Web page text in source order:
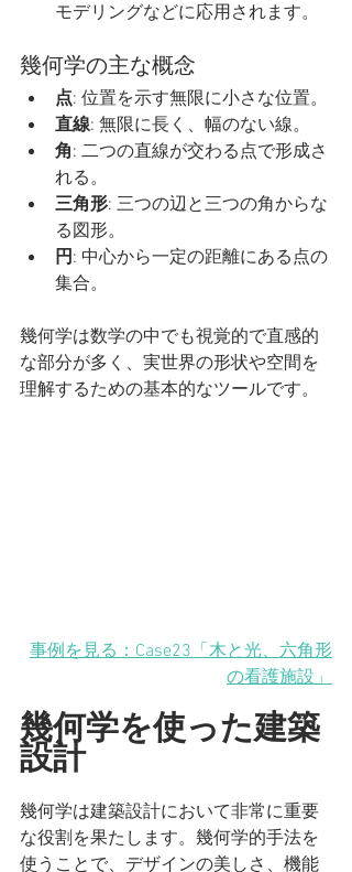
モデリングなどに応用されます。
幾何学の主な概念
点: 位置を示す無限に小さな位置。
直線: 無限に長く、幅のない線。
角: 二つの直線が交わる点で形成さ
れる。
三角形: 三つの辺と三つの角からな
る図形。
円: 中心から一定の距離にある点の
集合。
幾何学は数学の中でも視覚的で直感的
な部分が多く、実世界の形状や空間を
理解するための基本的なツールです。
事例を見る：Case23「木と光、六角形
の看護施設」
幾何学を使った建築
設計
幾何学は建築設計において非常に重要
な役割を果たします。幾何学的手法を
使うことで、デザインの美しさ、機能